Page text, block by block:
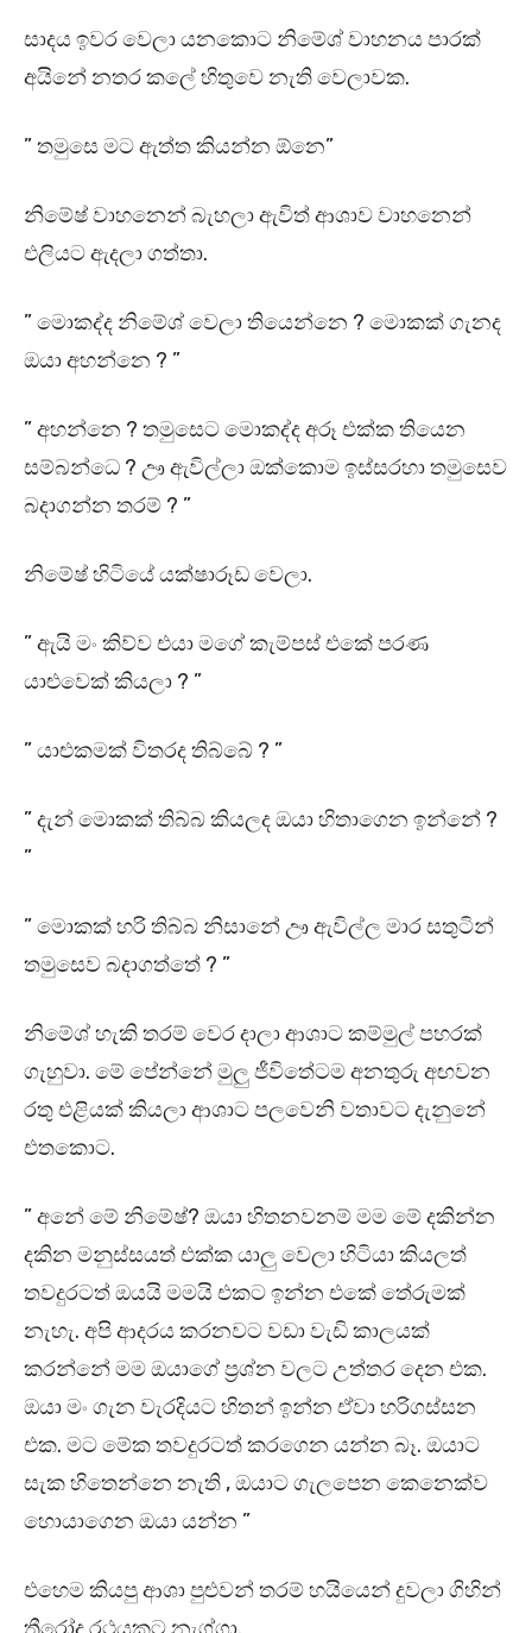
සාදය ඉවර වෙලා යනකොට නිමේශ් වාහනය පාරක්
අයිනේ නතර කලේ හිතුවෙ නැති වෙලාවක.
” තමුසෙ මට ඇත්ත කියන්න ඕනෙ”
නිමේෂ් වාහනෙන් බැහලා ඇවිත් ආශාව වාහනෙන්
එලියට ඇදලා ගත්තා.
” මොකද්ද නිමේශ් වෙලා තියෙන්නෙ ? මොකක් ගැනද
ඔයා අහන්නෙ ? ”
” අහන්නෙ ? තමුසෙට මොකද්ද අරූ එක්ක තියෙන
සම්බන්ධෙ ? ඌ ඇවිල්ලා ඔක්කොම ඉස්සරහා තමුසෙව
බදාගන්න තරම් ? ”
නිමේෂ් හිටියේ යක්ෂාරූඩ වෙලා.
” ඇයි මං කිව්ව එයා මගේ කැම්පස් එකේ පරණ
යාළුවෙක් කියලා ? ”
” යාළුකමක් විතරද තිබ්බේ ? ”
” දැන් මොකක් තිබ්බ කියලද ඔයා හිතාගෙන ඉන්නේ ?
”
” මොකක් හරි තිබ්බ නිසානේ ඌ ඇවිල්ල මාර සතුටින්
තමුසෙව බදාගත්තේ ? ”
නිමේශ් හැකි තරම් වෙර දාලා ආශාට කම්මුල් පහරක්
ගැහුවා. මේ පේන්නේ මුලු ජීවිතේටම අනතුරු අඟවන
රතු එළියක් කියලා ආශාට පලවෙනි වතාවට දැනුනේ
එතකොට.
” අනේ මේ නිමේෂ්? ඔයා හිතනවනම් මම මේ දකින්න
දකින මනුස්සයත් එක්ක යාලු වෙලා හිටියා කියලත්
තවදුරටත් ඔයයි මමයි එකට ඉන්න එකේ තේරුමක්
නැහැ. අපි ආදරය කරනවට වඩා වැඩි කාලයක්
කරන්නේ මම ඔයාගේ ප්‍රශ්න වලට උත්තර දෙන එක.
ඔයා මං ගැන වැරදියට හිතන් ඉන්න ඒවා හරිගස්සන
එක. මට මේක තවදුරටත් කරගෙන යන්න බෑ. ඔයාට
සැක හිතෙන්නෙ නැති , ඔයාට ගැලපෙන කෙනෙක්ව
හොයාගෙන ඔයා යන්න ”
එහෙම කියපු ආශා පුළුවන් තරම් හයියෙන් දුවලා ගිහින්